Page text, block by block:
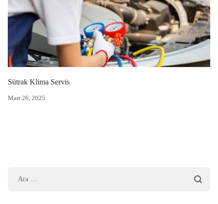
Mart 26, 2025
Sütrak Klima Servis